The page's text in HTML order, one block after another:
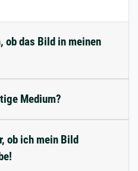
ob das Bild in meinen
Medium?
ob ich mein Bild